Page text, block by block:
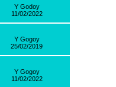
Y Godoy
11/02/2022
Y Gogoy
25/02/2019
Y Gogoy
11/02/2022